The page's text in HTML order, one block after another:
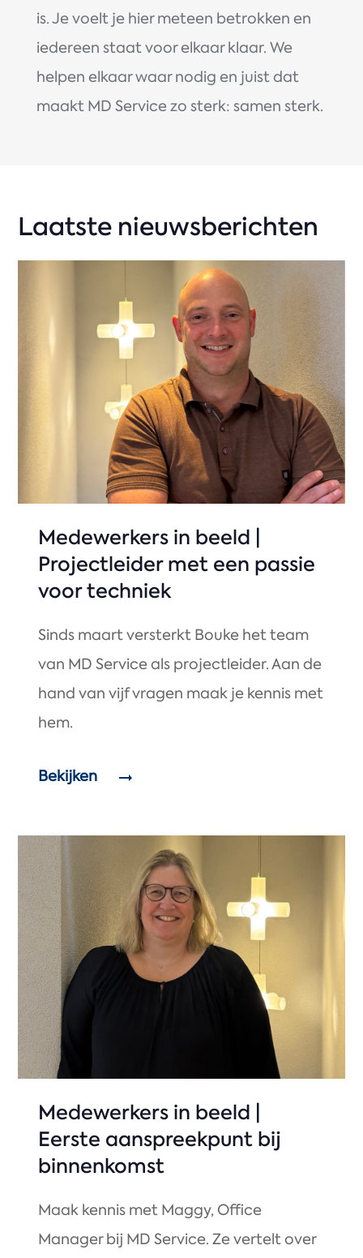
is. Je voelt je hier meteen betrokken en
iedereen staat voor elkaar klaar. We
helpen elkaar waar nodig en juist dat
maakt MD Service zo sterk: samen sterk.
Laatste nieuwsberichten
Medewerkers in beeld |
Projectleider met een passie
voor techniek
Sinds maart versterkt Bouke het team
van MD Service als projectleider. Aan de
hand van vijf vragen maak je kennis met
hem.
Bekijken
Medewerkers in beeld |
Eerste aanspreekpunt bij
binnenkomst
Maak kennis met Maggy, Office
Manager bij MD Service. Ze vertelt over